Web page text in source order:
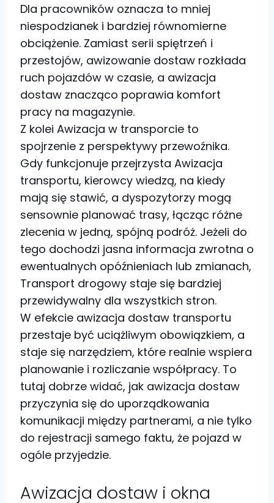
Dla pracowników oznacza to mniej
niespodzianek i bardziej równomierne
obciążenie. Zamiast serii spiętrzeń i
przestojów, awizowanie dostaw rozkłada
ruch pojazdów w czasie, a awizacja
dostaw znacząco poprawia komfort
pracy na magazynie.
Z kolei Awizacja w transporcie to
spojrzenie z perspektywy przewoźnika.
Gdy funkcjonuje przejrzysta Awizacja
transportu, kierowcy wiedzą, na kiedy
mają się stawić, a dyspozytorzy mogą
sensownie planować trasy, łącząc różne
zlecenia w jedną, spójną podróż. Jeżeli do
tego dochodzi jasna informacja zwrotna o
ewentualnych opóźnieniach lub zmianach,
Transport drogowy staje się bardziej
przewidywalny dla wszystkich stron.
W efekcie awizacja dostaw transportu
przestaje być uciążliwym obowiązkiem, a
staje się narzędziem, które realnie wspiera
planowanie i rozliczanie współpracy. To
tutaj dobrze widać, jak awizacja dostaw
przyczynia się do uporządkowania
komunikacji między partnerami, a nie tylko
do rejestracji samego faktu, że pojazd w
ogóle przyjedzie.
Awizacja dostaw i okna